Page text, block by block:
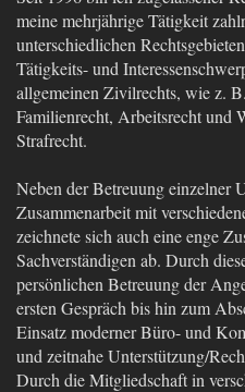
meine mehrjährige Tätigkeit
unterschiedlichen
Tätigkeits- und
allgemeinen Zivilrechts, wie z.
Familienrecht, Arbeitsrecht und
Strafrecht.
Neben der Betreuung einzelner
Zusammenarbeit mit
zeichnete sich auch eine enge
Sachverständigen ab. Durch
persönlichen Betreuung der
ersten Gespräch bis hin zum
Einsatz moderner Büro- und
und zeitnahe Unterstützung/
Durch die Mitgliedschaft in